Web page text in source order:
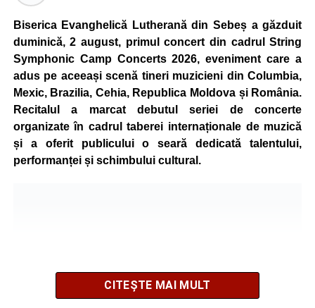
celor aflați la început de drum, cât și celor cu experiență în
mountain bike. La finalul întrecerii, cei mai bine clasați
concurenți vor fi recompensați cu premii în bani și premii
oferite de partenerii evenimentului.
Înaintea zilei de concurs, participanții își vor putea ridica
vor putea înscrie direct la competiție în cadrul Punctului
Oficial de Înscrieri și Informații (Race Office), care va
funcționa după următorul program:
Roșie, unde vor avea loc și antrenamente libere pe
traseul de concurs.
Biserica Evanghelică Lutherană din Sebeș a găzduit
duminică, 2 august, primul concert din cadrul String
Symphonic Camp Concerts 2026, eveniment care a
adus pe aceeași scenă tineri muzicieni din Columbia,
Mexic, Brazilia, Cehia, Republica Moldova și România.
Recitalul a marcat debutul seriei de concerte
organizate în cadrul taberei internaționale de muzică
și a oferit publicului o seară dedicată talentului,
performanței și schimbului cultural.
CITEȘTE MAI MULT